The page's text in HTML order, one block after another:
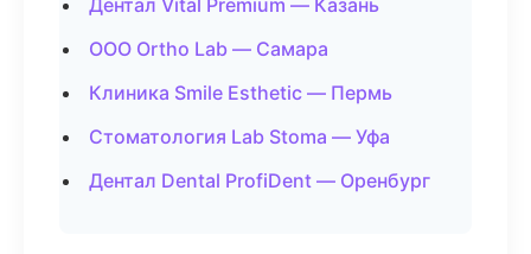
Дентал Vital Premium — Казань
ООО Ortho Lab — Самара
Клиника Smile Esthetic — Пермь
Стоматология Lab Stoma — Уфа
Дентал Dental ProfiDent — Оренбург